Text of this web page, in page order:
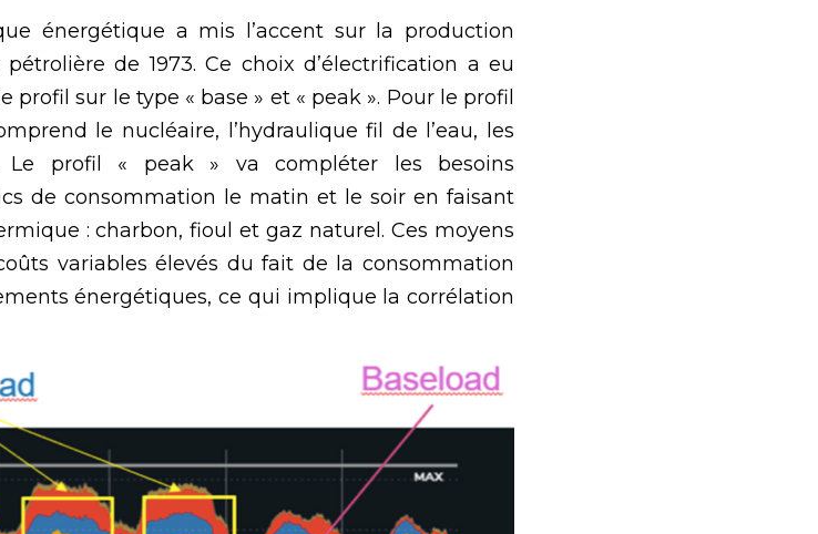
énergétique a mis l’accent sur la production
de 1973. Ce choix d’électrification a eu
sur le type « base » et « peak ». Pour le profil
le nucléaire, l’hydraulique fil de l’eau, les
Le profil « peak » va compléter les besoins
de consommation le matin et le soir en faisant
: charbon, fioul et gaz naturel. Ces moyens
variables élevés du fait de la consommation
énergétiques, ce qui implique la corrélation